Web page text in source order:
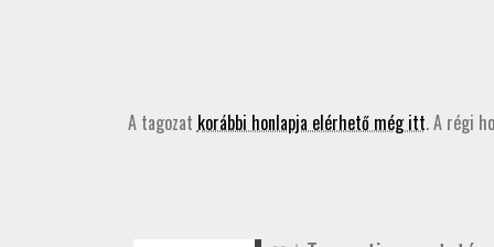
A tagozat korábbi honlapja elérhető még itt. A régi